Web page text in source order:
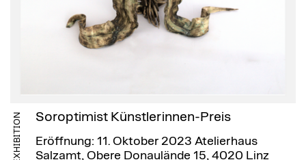
EXHIBITION Soroptimist Künstlerinnen-Preis
Eröffnung: 11. Oktober 2023 Atelierhaus
Salzamt, Obere Donaulände 15, 4020 Linz